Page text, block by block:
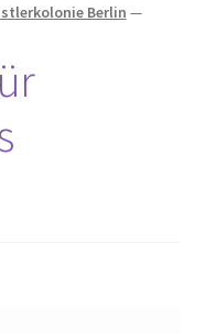
eine Gewerkschaft
Berlin —